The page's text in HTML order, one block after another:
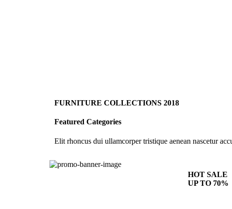
FURNITURE COLLECTIONS 2018
Featured Categories
Elit rhoncus dui ullamcorper tristique aenean nascetur
HOT SALE
UP TO 70%